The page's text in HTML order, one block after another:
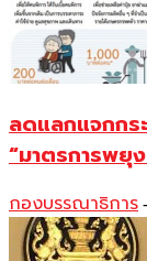
ลดแลกแจกกร
“มาตรการพยุ
กองบรรณาธิการ -